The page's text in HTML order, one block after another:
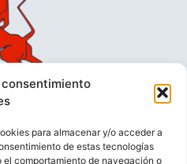
para almacenar y/o acceder a
de estas tecnologías
el comportamiento de navegación o